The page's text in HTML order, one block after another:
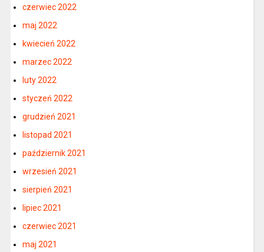
czerwiec 2022
maj 2022
kwiecień 2022
marzec 2022
luty 2022
styczeń 2022
grudzień 2021
listopad 2021
październik 2021
wrzesień 2021
sierpień 2021
lipiec 2021
czerwiec 2021
maj 2021